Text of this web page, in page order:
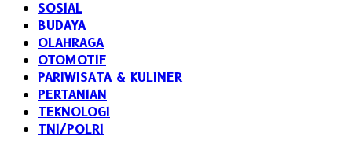
SOSIAL
BUDAYA
OLAHRAGA
OTOMOTIF
PARIWISATA & KULINER
PERTANIAN
TEKNOLOGI
TNI/POLRI